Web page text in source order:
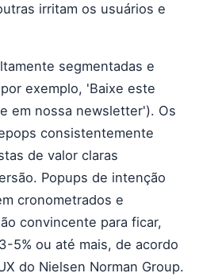
irritam os usuários e
segmentadas e
exemplo, 'Baixe este
em nossa newsletter'). Os
consistentemente
de valor claras
Popups de intenção
cronometrados e
convincente para ficar,
5% ou até mais, de acordo
do Nielsen Norman Group.